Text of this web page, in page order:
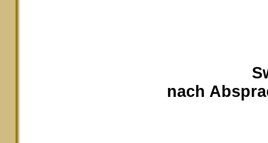
nach